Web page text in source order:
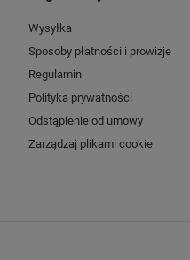
Wysyłka
Sposoby płatności i prowizje
Regulamin
Polityka prywatności
Odstąpienie od umowy
Zarządzaj plikami cookie